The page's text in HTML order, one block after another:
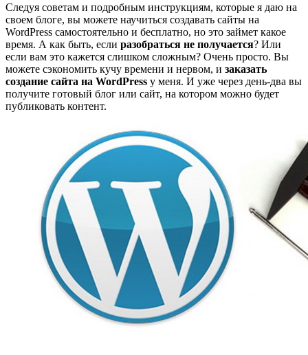
Следуя советам и подробным инструкциям, которые я даю на
своем блоге, вы можете научиться создавать сайты на
WordPress самостоятельно и бесплатно, но это займет какое
время. А как быть, если разобраться не получается? Или
если вам это кажется слишком сложным? Очень просто. Вы
можете сэкономить кучу времени и нервом, и заказать
создание сайта на WordPress у меня. И уже через день-два вы
получите готовый блог или сайт, на котором можно будет
публиковать контент.